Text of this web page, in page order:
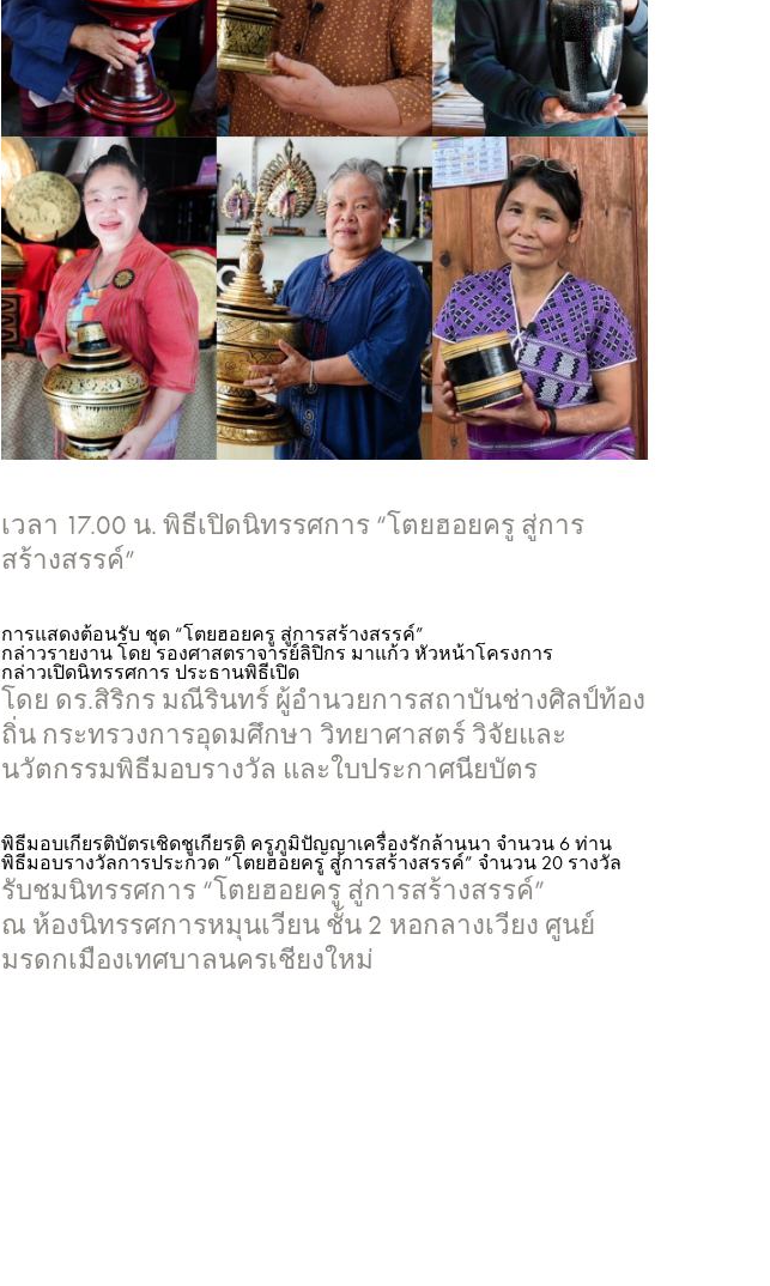
เวลา 17.00 น. พิธีเปิดนิทรรศการ “โตยฮอยครู สู่การ
สร้างสรรค์”
การแสดงต้อนรับ ชุด “โตยฮอยครู สู่การสร้างสรรค์”
กล่าวรายงาน โดย รองศาสตราจารย์ลิปิกร มาแก้ว หัวหน้าโครงการ
กล่าวเปิดนิทรรศการ ประธานพิธีเปิด
โดย ดร.สิริกร มณีรินทร์ ผู้อำนวยการสถาบันช่างศิลป์ท้อง
ถิ่น กระทรวงการอุดมศึกษา วิทยาศาสตร์ วิจัยและ
นวัตกรรมพิธีมอบรางวัล และใบประกาศนียบัตร
พิธีมอบเกียรติบัตรเชิดชูเกียรติ ครูภูมิปัญญาเครื่องรักล้านนา จำนวน 6 ท่าน
พิธีมอบรางวัลการประกวด “โตยฮอยครู สู่การสร้างสรรค์” จำนวน 20 รางวัล
รับชมนิทรรศการ “โตยฮอยครู สู่การสร้างสรรค์”
ณ ห้องนิทรรศการหมุนเวียน ชั้น 2 หอกลางเวียง ศูนย์
มรดกเมืองเทศบาลนครเชียงใหม่